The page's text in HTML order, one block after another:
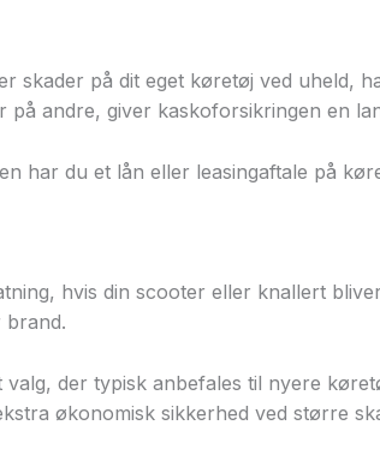
skader på dit eget køretøj ved uheld,
andre, giver kaskoforsikringen en
har du et lån eller leasingaftale på
hvis din scooter eller knallert
brand.
der typisk anbefales til nyere
økonomisk sikkerhed ved større